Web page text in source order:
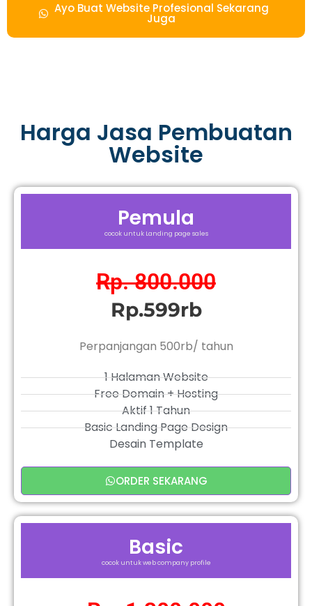
Ayo Buat Website Profesional Sekarang
Juga
Harga Jasa Pembuatan
Website
Pemula
cocok untuk Landing page sales
Rp. 800.000
Rp.599rb
Perpanjangan 500rb/ tahun
1 Halaman Website
Free Domain + Hosting
Aktif 1 Tahun
Basic Landing Page Design
Desain Template
ORDER SEKARANG
Basic
cocok untuk web company profile